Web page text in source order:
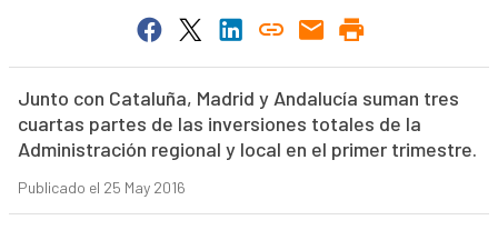
Junto con Cataluña, Madrid y Andalucía suman tres
cuartas partes de las inversiones totales de la
Administración regional y local en el primer trimestre.
Publicado el 25 May 2016